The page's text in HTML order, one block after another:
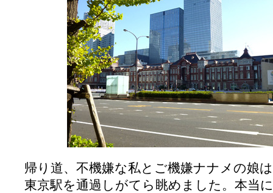
帰り道、不機嫌な私とご機嫌ナナメの娘
東京駅を通過しがてら眺めました。本当